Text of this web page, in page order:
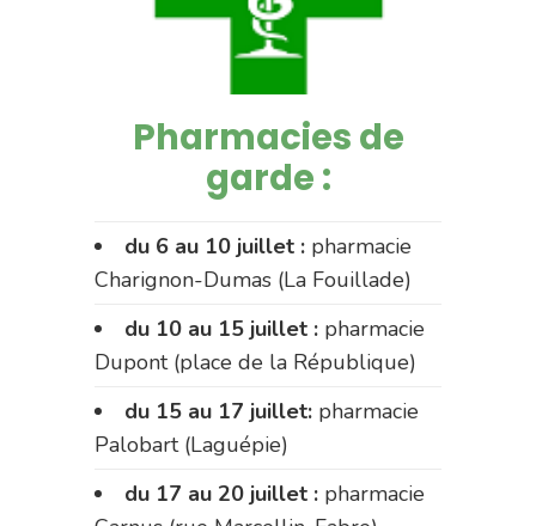
Pharmacies de
garde :
du 6 au 10 juillet : pharmacie
Charignon-Dumas (La Fouillade)
du 10 au 15 juillet : pharmacie
Dupont (place de la République)
du 15 au 17 juillet: pharmacie
Palobart (Laguépie)
du 17 au 20 juillet : pharmacie